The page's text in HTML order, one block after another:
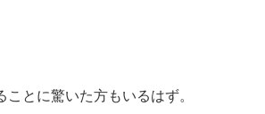
とに驚いた方もいるはず。